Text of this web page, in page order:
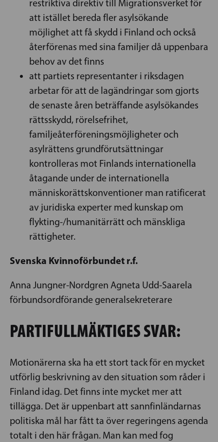
restriktiva direktiv till Migrationsverket för
att istället bereda fler asylsökande
möjlighet att få skydd i Finland och också
återförenas med sina familjer då uppenbara
behov av det finns
att partiets representanter i riksdagen
arbetar för att de lagändringar som gjorts
de senaste åren beträffande asylsökandes
rättsskydd, rörelsefrihet,
familjeåterföreningsmöjligheter och
asylrättens grundförutsättningar
kontrolleras mot Finlands internationella
åtagande under de internationella
människorättskonventioner man ratificerat
av juridiska experter med kunskap om
flykting-/humanitärrätt och mänskliga
rättigheter.
Svenska Kvinnoförbundet r.f.
Anna Jungner-Nordgren Agneta Udd-Saarela
förbundsordförande generalsekreterare
PARTIFULLMÄKTIGES SVAR:
Motionärerna ska ha ett stort tack för en mycket
utförlig beskrivning av den situation som råder i
Finland idag. Det finns inte mycket mer att
tillägga. Det är uppenbart att sannfinländarnas
politiska mål har fått ta över regeringens agenda
totalt i den här frågan. Man kan med fog